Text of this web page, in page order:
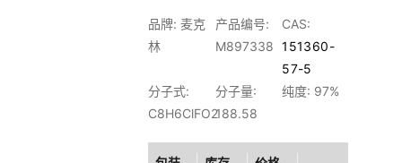
品牌: 麦克
林
产品编号:
M897338
CAS:
151360-
57-5
分子式:
C8H6ClFO2
分子量:
188.58
纯度: 97%